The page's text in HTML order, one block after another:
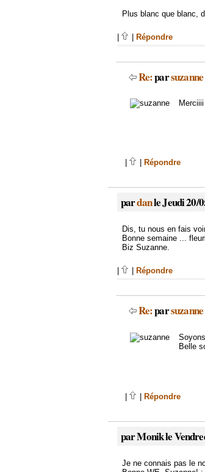
Plus blanc que blanc,
| | Répondre
Re:parsuzanne
Répondre
pardanle Jeudi 20/
Dis, tu nous en fais
Bonne semaine ...
Biz Suzanne.
Répondre
Re:parsuzanne
Belle
Répondre
par Monik le
Je ne connais pas le